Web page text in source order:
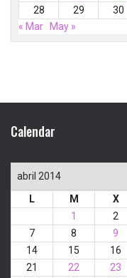
28
29
30
« Mar
May »
Calendar
abril 2014
L
M X
1
2
7
8 9
14
15 16
21
22 23